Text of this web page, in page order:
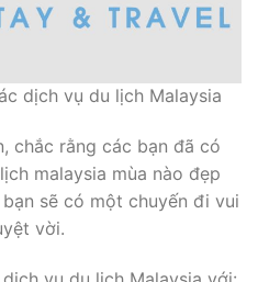
dịch vụ du lịch Malaysia
chắc rằng các bạn đã có
malaysia mùa nào đẹp
sẽ có một chuyến đi vui
vời.